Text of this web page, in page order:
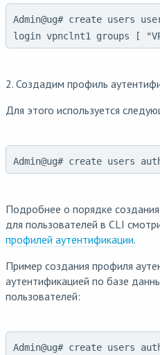
Admin@ug# create users
login vpnclnt1 groups [
2. Создадим профиль
Для этого используется
Admin@ug# create users
Подробнее о порядке
для пользователей в CLI
профилей аутентификации.
Пример создания профиля
аутентификацией по базе
пользователей:
Admin@ug# create users